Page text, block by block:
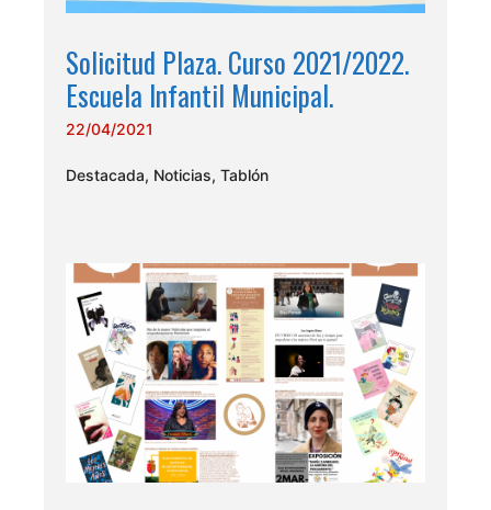
Solicitud Plaza. Curso 2021/2022.
Escuela Infantil Municipal.
22/04/2021
Destacada, Noticias, Tablón